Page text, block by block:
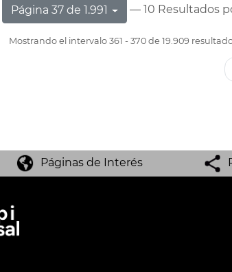
Página 37 de 1.991 — 10 Resultados
Mostrando el intervalo 361 - 370 de 19.909
Páginas de Interés